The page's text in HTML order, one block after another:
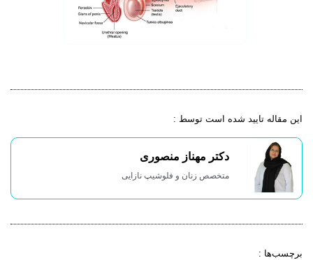
این مقاله تایید شده است توسط :
دکتر مهناز منصوری
متخصص زنان و فلوشیپ نازایی
برچسب‌ها :